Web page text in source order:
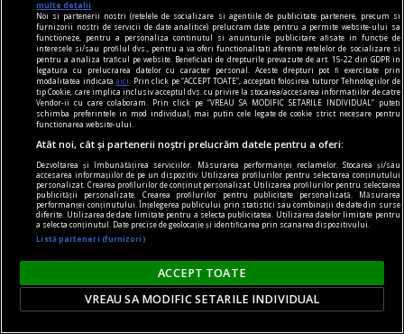
Pletele celeste ale Stăpînului Planetelor
Cel puţin aceasta a fost informaţia care s-a
transmis în timp.
multe detalii
Noi si partenerii nostri (retelele de socializare si agentiile de publicitate partenere, precum si
furnizorii nostri de servicii de date analitice) prelucram date pentru a permite website-ului sa
functioneze, pentru a personaliza continutul si anunturile publicitare afisate in functie de
interesele si/sau profilul dvs., pentru a va oferi functionalitati aferente retelelor de socializare si
pentru a analiza traficul pe website. Beneficiati de drepturile prevazute de art. 15-22 din GDPR in
legatura cu prelucrarea datelor cu caracter personal. Aceste drepturi pot fi exercitate prin
modalitatea indicataaici
. Prin click pe “ACCEPT TOATE”, acceptati folosirea tuturor Tehnologiilor de
tip Cookie, care implica inclusiv acceptul dvs. cu privire la stocarea/accesarea informatiilor de catre
Vendor-ii cu care colaboram. Prin click pe “VREAU SA MODIFIC SETARILE INDIVIDUAL” puteti
schimba preferintele in mod individual, mai putin cele legate de cookie strict necesare pentru
functionarea website-ului.
Atât noi, cât și partenerii noștri prelucrăm datele pentru a oferi:
Dezvoltarea și îmbunătățirea serviciilor. Măsurarea performanței reclamelor. Stocarea și/sau
accesarea informațiilor de pe un dispozitiv. Utilizarea profilurilor pentru selectarea conținutului
personalizat. Crearea profilurilor de conținut personalizat. Utilizarea profilurilor pentru selectarea
publicității personalizate. Crearea profilurilor pentru publicitate personalizată. Măsurarea
performanței conținutului. Înțelegerea publicului prin statistici sau combinații de date din surse
diferite. Utilizarea de date limitate pentru a selecta publicitatea. Utilizarea datelor limitate pentru
a selecta conținutul. Date precise de geolocație și identificarea prin scanarea dispozitivului.
Listă parteneri (furnizori)
ACCEPT TOATE
VREAU SA MODIFIC SETARILE INDIVIDUAL